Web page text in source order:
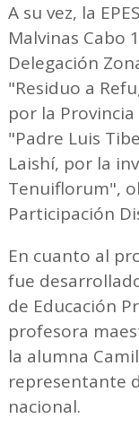
A su vez, la
Malvinas Cabo
Delegación
"Residuo a
por la Provincia
"Padre Luis
Laishí, por la
Tenuiflorum",
Participación
En cuanto al
fue
de Educación
profesora
la alumna
representante
nacional.